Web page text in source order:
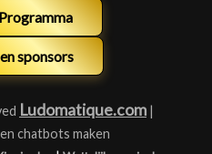
sponsors
Ludomatique.com |
chatbots maken